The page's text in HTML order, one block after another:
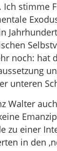
Ich stimme
noch: hat
unteren
Walter
zu einer
in den